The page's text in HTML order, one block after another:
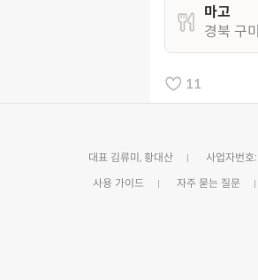
마고
경북 구
11
대표 김류미, 황대산
사업자번
사용 가이드
자주 묻는 질문